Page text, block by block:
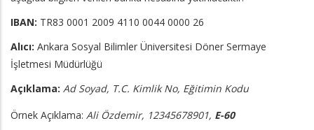
IBAN: TR83 0001 2009 4110 0044 0000 26
Alıcı: Ankara Sosyal Bilimler Üniversitesi Döner Sermaye
İşletmesi Müdürlüğü
Açıklama: Ad Soyad, T.C. Kimlik No, Eğitimin Kodu
Örnek Açıklama: Ali Özdemir, 12345678901, E-60